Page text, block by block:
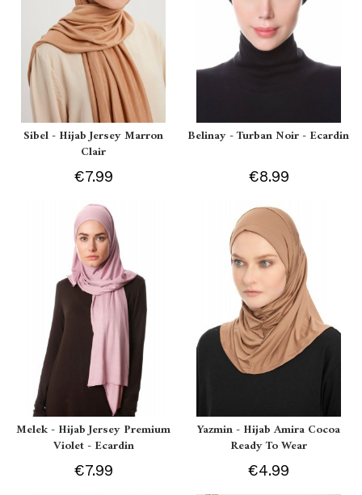
Sibel - Hijab Jersey Marron
Clair
€7.99
Belinay - Turban Noir - Ecardin
€8.99
Melek - Hijab Jersey Premium
Violet - Ecardin
€7.99
Yazmin - Hijab Amira Cocoa
Ready To Wear
€4.99